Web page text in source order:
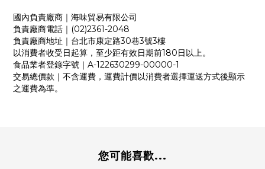
國內負責廠商｜海味貿易有限公司
負責廠商電話｜(02)2361-2048
負責廠商地址｜台北市康定路30巷3號3樓
以消費者收受日起算，至少距有效日期前180日以上。
食品業者登錄字號｜A-122630299-00000-1
交易總價款｜不含運費，運費計價以消費者選擇運送方式後顯示
之運費為準。
您可能喜歡...